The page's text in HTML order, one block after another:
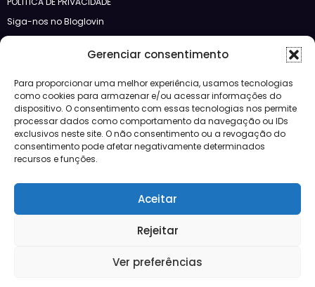
Gerenciar consentimento
Para proporcionar uma melhor experiência, usamos tecnologias
como cookies para armazenar e/ou acessar informações do
dispositivo. O consentimento com essas tecnologias nos permite
processar dados como comportamento da navegação ou IDs
exclusivos neste site. O não consentimento ou a revogação do
consentimento pode afetar negativamente determinados
recursos e funções.
Aceitar
Rejeitar
Ver preferências
Siga-nos no Bloglovin
Crédito
Design
JBFM
Lançamentos
Mercado
Morar
Notícias
Lançamentos Crédito